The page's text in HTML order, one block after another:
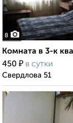
8
Комната в 3-к
450 ₽ в сутки
Свердлова 51